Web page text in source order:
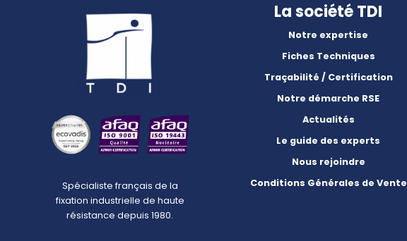
Spécialiste français de la
fixation industrielle de haute
résistance depuis 1980.
La société TDI
Notre expertise
Fiches Techniques
Traçabilité / Certification
Notre démarche RSE
Actualités
Le guide des experts
Nous rejoindre
Conditions Générales de Vente